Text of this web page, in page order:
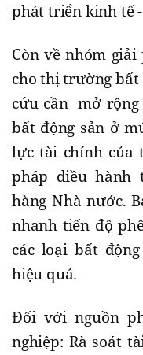
phát triển kinh tế
Còn về nhóm
cho thị trường bất
cứu cần mở
bất động sản ở
lực tài chính của
pháp điều hành
hàng Nhà nước.
nhanh tiến độ
các loại bất
hiệu quả.
Đối với nguồn
nghiệp: Rà soát